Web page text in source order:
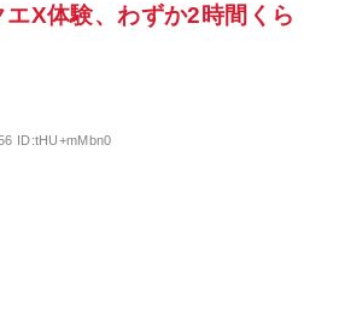
X体験、わずか2時間くら
ID:tHU+mMbn0